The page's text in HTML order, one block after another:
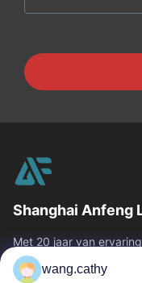
Shanghai Anfeng
Met 20 jaar van
klanten van premie die
opheffen oplossingen...
wang.cathy